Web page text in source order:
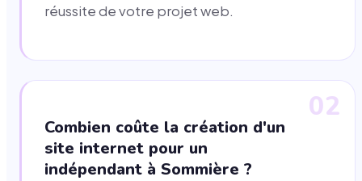
réussite de votre projet web.
02
Combien coûte la création d'un
site internet pour un
indépendant à Sommière ?